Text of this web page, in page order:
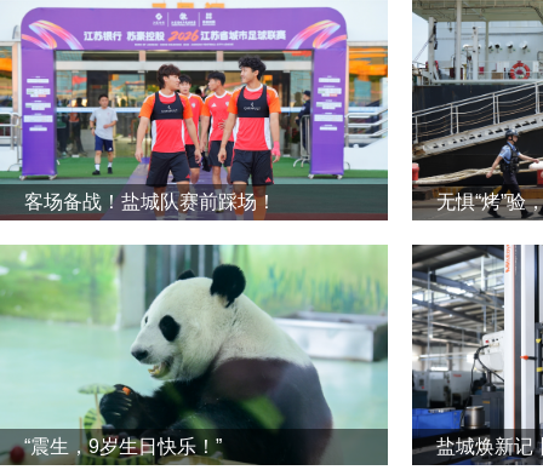
客场备战！盐城队赛前踩场！ 无惧“烤”验
“震生，9岁生日快乐！”